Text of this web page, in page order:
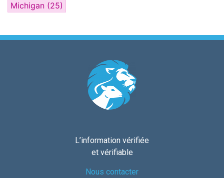
Michigan (25)
L’information vérifiée
et vérifiable
Nous contacter